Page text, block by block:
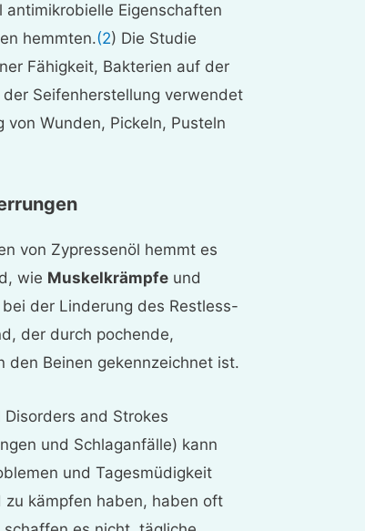
Eigenschaften
hemmten.(2) Die Studie
Fähigkeit, Bakterien auf der
Seifenherstellung verwendet
Wunden, Pickeln, Pusteln
von Zypressenöl hemmt es
wie Muskelkrämpfe und
der Linderung des Restless-
der durch pochende,
den Beinen gekennzeichnet ist.
and Strokes
und Schlaganfälle) kann
und Tagesmüdigkeit
kämpfen haben, haben oft